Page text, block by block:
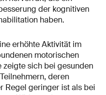
der kognitiven
haben.
erhöhte Aktivität im
motorischen
zeigte sich bei gesunden
deren
Regel geringer ist als bei